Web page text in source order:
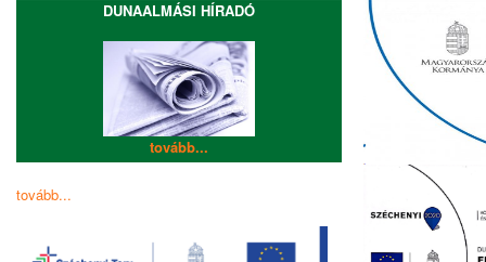
DUNAALMÁSI HÍRADÓ
tovább...
tovább...